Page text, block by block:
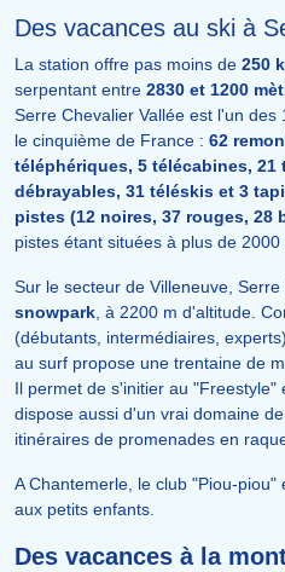
Des vacances au ski à
La station offre pas moins de 250
serpentant entre 2830 et 1200
Serre Chevalier Vallée est l'un
le cinquième de France : 62
téléphériques, 5 télécabines, 21
débrayables, 31 téléskis et 3
pistes (12 noires, 37 rouges, 28
pistes étant situées à plus de
Sur le secteur de Villeneuve,
snowpark, à 2200 m d'altitude.
(débutants, intermédiaires,
au surf propose une trentaine de
Il permet de s'initier au "Freestyle"
dispose aussi d'un vrai domaine de
itinéraires de promenades en
A Chantemerle, le club "Piou-
aux petits enfants.
Des vacances à la